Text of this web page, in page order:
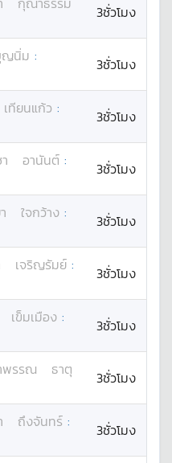
3ชั่วโมง
นิ่ม :
3ชั่วโมง
เทียนแก้ว :
3ชั่วโมง
อานันต์ :
3ชั่วโมง
ใจกว้าง :
3ชั่วโมง
เจริญรัมย์ :
3ชั่วโมง
เข็มเมือง :
3ชั่วโมง
พรรณ
ธาตุ
3ชั่วโมง
ถึงจันทร์ :
3ชั่วโมง